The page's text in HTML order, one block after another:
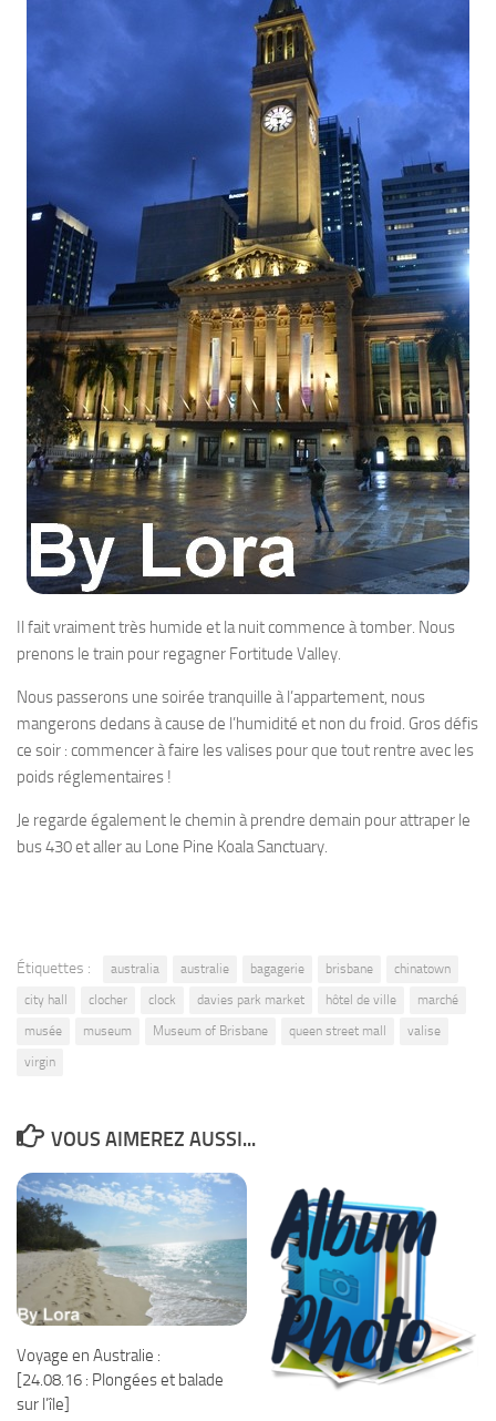
Il fait vraiment très humide et la nuit commence à tomber. Nous
prenons le train pour regagner Fortitude Valley.
Nous passerons une soirée tranquille à l’appartement, nous
mangerons dedans à cause de l’humidité et non du froid. Gros défis
ce soir : commencer à faire les valises pour que tout rentre avec les
poids réglementaires !
Je regarde également le chemin à prendre demain pour attraper le
bus 430 et aller au Lone Pine Koala Sanctuary.
Étiquettes : australia australie bagagerie brisbane
chinatown
city hall
clocher clock davies park market hôtel de ville
marché
musée
museum Museum of Brisbane queen street mall
valise
virgin
VOUS AIMEREZ AUSSI...
Voyage en Australie :
[24.08.16 : Plongées et balade
sur l’île]